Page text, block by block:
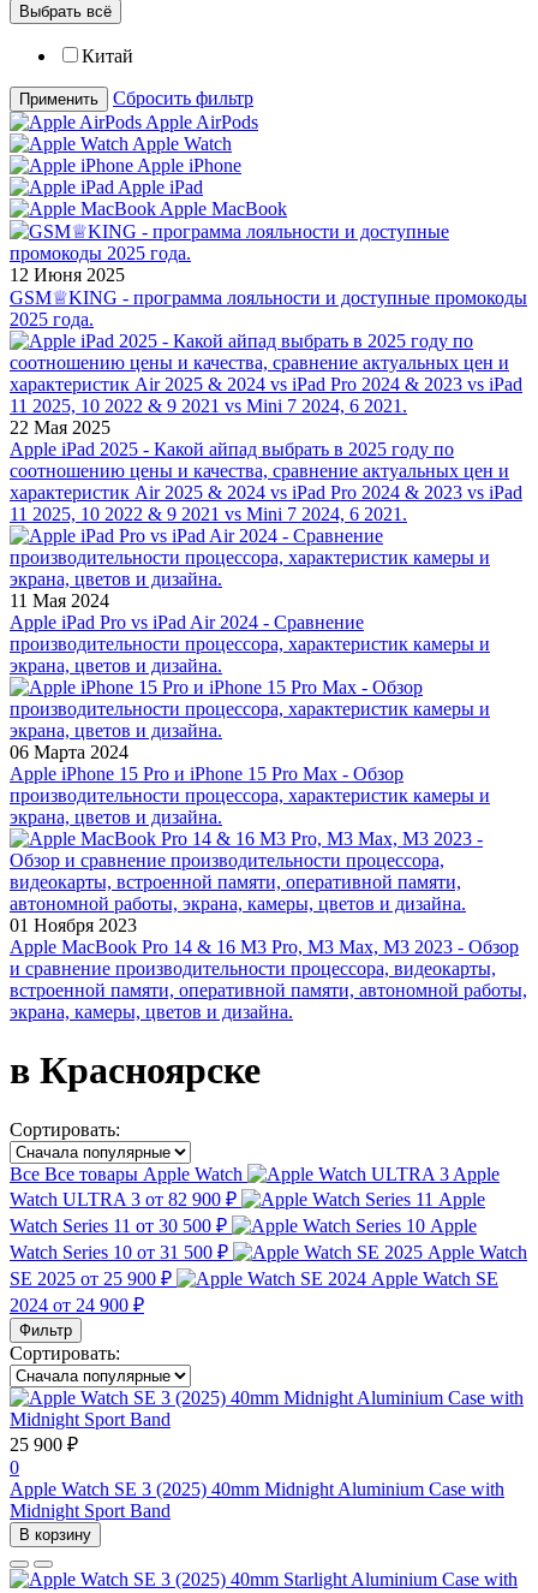
Выбрать всё
Китай
Применить
Сбросить фильтр
Apple AirPods
Apple Watch
Apple iPhone
Apple iPad
Apple MacBook
12 Июня 2025
GSM♕KING - программа лояльности и доступные промокоды
2025 года.
22 Мая 2025
Apple iPad 2025 - Какой айпад выбрать в 2025 году по
соотношению цены и качества, сравнение актуальных цен и
характеристик Air 2025 & 2024 vs iPad Pro 2024 & 2023 vs iPad
11 2025, 10 2022 & 9 2021 vs Mini 7 2024, 6 2021.
11 Мая 2024
Apple iPad Pro vs iPad Air 2024 - Сравнение
производительности процессора, характеристик камеры и
экрана, цветов и дизайна.
06 Марта 2024
Apple iPhone 15 Pro и iPhone 15 Pro Max - Обзор
производительности процессора, характеристик камеры и
экрана, цветов и дизайна.
01 Ноября 2023
Apple MacBook Pro 14 & 16 M3 Pro, M3 Max, M3 2023 - Обзор
и сравнение производительности процессора, видеокарты,
встроенной памяти, оперативной памяти, автономной работы,
экрана, камеры, цветов и дизайна.
в Красноярске
Сортировать:
Все Все товары Apple Watch
Apple
Watch ULTRA 3 от 82 900 ₽
Apple
Watch Series 11 от 30 500 ₽
Apple
Watch Series 10 от 31 500 ₽
Apple Watch
SE 2025 от 25 900 ₽
Apple Watch SE
2024 от 24 900 ₽
Фильтр
Сортировать:
25 900 ₽
0
Apple Watch SE 3 (2025) 40mm Midnight Aluminium Case with
Midnight Sport Band
В корзину